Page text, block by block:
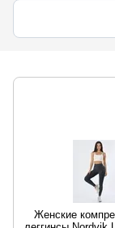
Женские